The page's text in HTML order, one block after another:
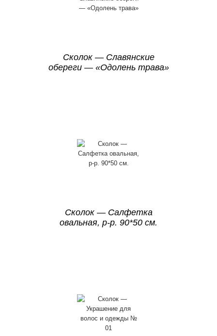
Сколок — Славянские
обереги — «Одолень трава»
Сколок — Салфетка
овальная, р-р. 90*50 см.